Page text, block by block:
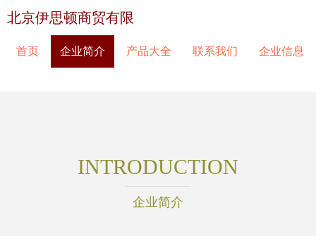
北京伊思顿商贸有限
首页 企业简介 产品大全 联系我们 企业信息
INTRODUCTION
企业简介